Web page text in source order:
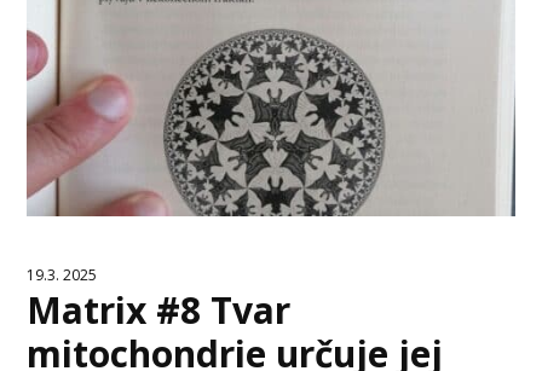
19.3. 2025
Matrix #8 Tvar
mitochondrie určuje jej